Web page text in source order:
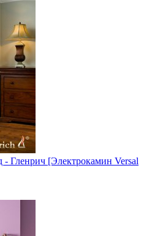
Гленрич [Электрокамин Versal